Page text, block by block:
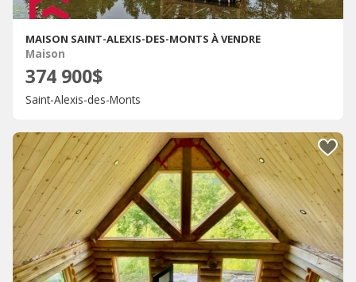
MAISON SAINT-ALEXIS-DES-MONTS À VENDRE
Maison
374 900$
Saint-Alexis-des-Monts